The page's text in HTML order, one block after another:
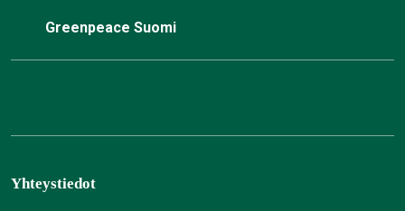
Greenpeace Suomi
Yhteystiedot